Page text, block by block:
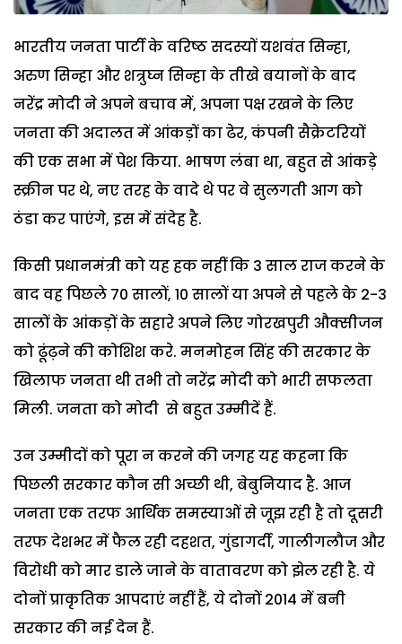
भारतीय जनता पार्टी के वरिष्ठ सदस्यों यशवंत सिन्हा,
अरुण सिन्हा और शत्रुघ्न सिन्हा के तीखे बयानों के बाद
नरेंद्र मोदी ने अपने बचाव में, अपना पक्ष रखने के लिए
जनता की अदालत में आंकड़ों का ढेर, कंपनी सैक्रेटरियों
की एक सभा में पेश किया. भाषण लंबा था, बहुत से आंकड़े
स्क्रीन पर थे, नए तरह के वादे थे पर वे सुलगती आग को
ठंडा कर पाएंगे, इस में संदेह है.
किसी प्रधानमंत्री को यह हक नहीं कि 3 साल राज करने के
बाद वह पिछले 70 सालों, 10 सालों या अपने से पहले के 2-3
सालों के आंकड़ों के सहारे अपने लिए गोरखपुरी औक्सीजन
को ढूंढ़ने की कोशिश करे. मनमोहन सिंह की सरकार के
खिलाफ जनता थी तभी तो नरेंद्र मोदी को भारी सफलता
मिली. जनता को मोदी से बहुत उम्मीदें हैं.
उन उम्मीदों को पूरा न करने की जगह यह कहना कि
पिछली सरकार कौन सी अच्छी थी, बेबुनियाद है. आज
जनता एक तरफ आर्थिक समस्याओं से जूझ रही है तो दूसरी
तरफ देशभर में फैल रही दहशत, गुंडागर्दी, गालीगलौज और
विरोधी को मार डाले जाने के वातावरण को झेल रही है. ये
दोनों प्राकृतिक आपदाएं नहीं हैं, ये दोनों 2014 में बनी
सरकार की नई देन हैं.